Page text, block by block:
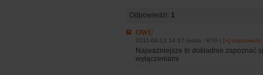
Odpowiedzi: 1
OWU
2011-04-13 14:17 środa ~KYA | [+] odpowiedz
Najważniejsze to dokładnie zapoznać
wyłączeniami